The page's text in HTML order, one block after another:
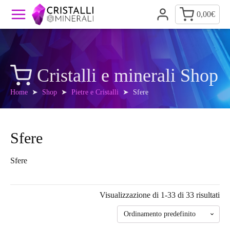
0,00€
Cristalli e minerali Shop
Home ➤ Shop ➤ Pietre e Cristalli ➤ Sfere
Sfere
Sfere
Visualizzazione di 1-33 di 33 risultati